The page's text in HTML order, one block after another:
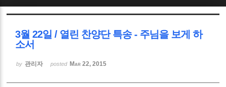
3월 22일 / 열린 찬양단 특송 - 주님을 보게 하
소서
by 관리자 posted Mar 22, 2015
Sketchbook5, 스케치북5